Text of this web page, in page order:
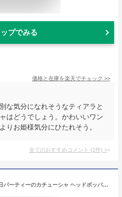
プでみる
価格と在庫を楽天でチェック >>
な気分になれそうなティアラと
はどうでしょう。かわいいワン
りお姫様気分にひたれそう。
全てのおすすめコメント (1件) >
[TENDYCOCO] 6個 誕生日パーティーのカチューシャ ヘッドボッパーお誕生日おめでとう フェスティバルヘアバンド 誕生日パーティー用品 お誕生日おめでとう紙カチューシャ 誕生日パーティーの記念品